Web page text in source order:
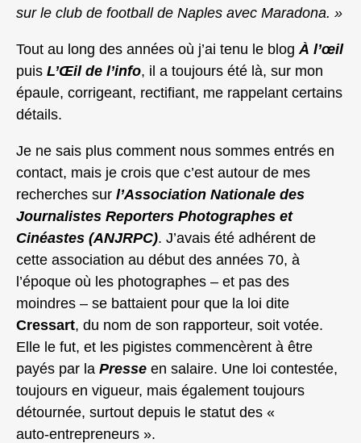
sur le club de football de Naples avec Maradona. »
Tout au long des années où j’ai tenu le blog À l’œil
puis L’Œil de l’info, il a toujours été là, sur mon
épaule, corrigeant, rectifiant, me rappelant certains
détails.
Je ne sais plus comment nous sommes entrés en
contact, mais je crois que c’est autour de mes
recherches sur l’Association Nationale des
Journalistes Reporters Photographes et
Cinéastes (ANJRPC). J’avais été adhérent de
cette association au début des années 70, à
l’époque où les photographes – et pas des
moindres – se battaient pour que la loi dite
Cressart, du nom de son rapporteur, soit votée.
Elle le fut, et les pigistes commencèrent à être
payés par la Presse en salaire. Une loi contestée,
toujours en vigueur, mais également toujours
détournée, surtout depuis le statut des «
auto‑entrepreneurs ».